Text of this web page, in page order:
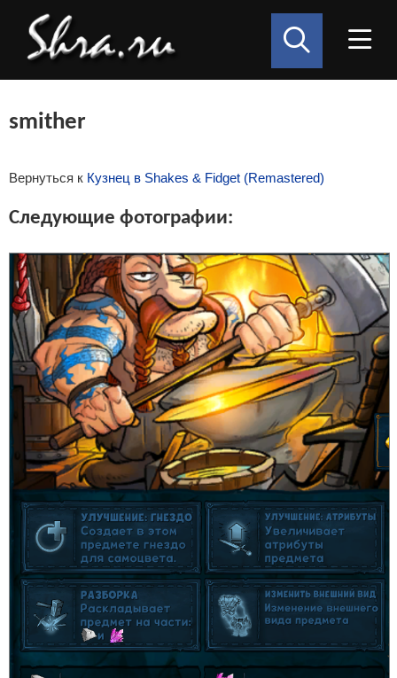
smither
Вернуться к Кузнец в Shakes & Fidget (Remastered)
Следующие фотографии: